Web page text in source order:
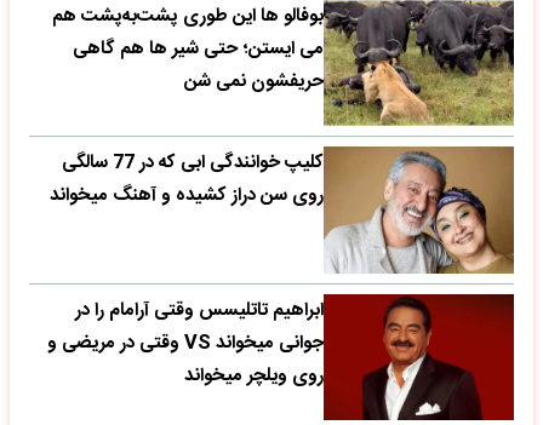
بوفالو ها این‌ طوری پشت‌به‌پشت هم
می‌ ایستن؛ حتی شیر ها هم گاهی
حریفشون نمی‌ شن
کلیپ خوانندگی ابی که در 77 سالگی
روی سن دراز کشیده و آهنگ میخواند
ابراهیم تاتلیسس وقتی آرامام را در
جوانی میخواند VS وقتی در مریضی و
روی ویلچر میخواند